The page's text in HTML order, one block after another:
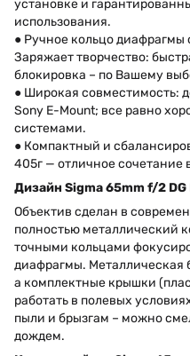
установке и
использования.
● Ручное кольцо
Заряжает творчество:
блокировка – по Вашему
● Широкая совместимость:
Sony E-Mount; все равно
системами.
● Компактный и
405г — отличное сочетание
Дизайн Sigma 65mm f/2 DG
Объектив сделан в
полностью металлический
точными кольцами
диафрагмы. Металлическая
а комплектные крышки
работать в полевых
пыли и брызгам – можно
дождем.